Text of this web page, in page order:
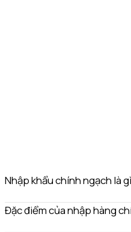
Nhập khẩu chính ngạch là
Đặc điểm của nhập hàng